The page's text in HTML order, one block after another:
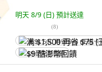
明天 8/9 (日) 預計送達
(8)
满 $1,500 再省 $75 (王道卡)
$9 酷澎幣回饋